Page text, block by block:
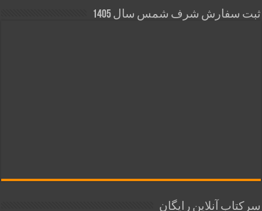
ثبت سفارش شرف شمس سال 1405
سرکتاب آنلاین رایگان